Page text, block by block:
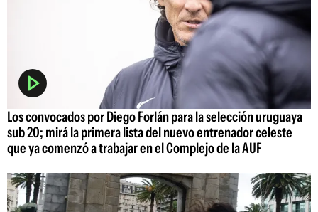
Los convocados por Diego Forlán para la selección uruguaya
sub 20; mirá la primera lista del nuevo entrenador celeste
que ya comenzó a trabajar en el Complejo de la AUF